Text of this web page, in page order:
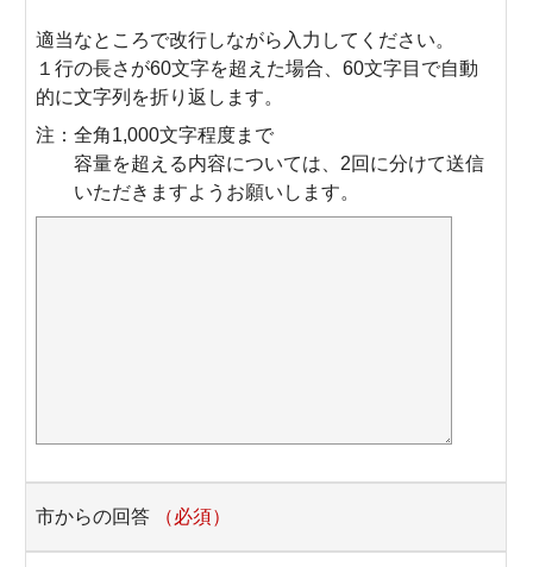
適当なところで改行しながら入力してください。
１行の長さが60文字を超えた場合、60文字目で自動
的に文字列を折り返します。
注：全角1,000文字程度まで
容量を超える内容については、2回に分けて送信
いただきますようお願いします。
市からの回答 （必須）